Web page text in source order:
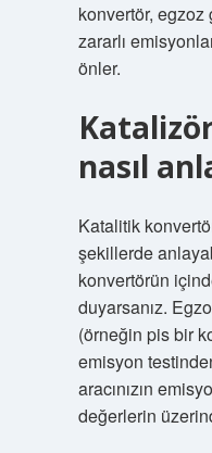
konvertör, egzoz
zararlı
önler.
nasıl
Katalitik
şekillerde
konvertörün
duyarsanız.
(örneğin pis bir
emisyon
aracınızın
değerlerin